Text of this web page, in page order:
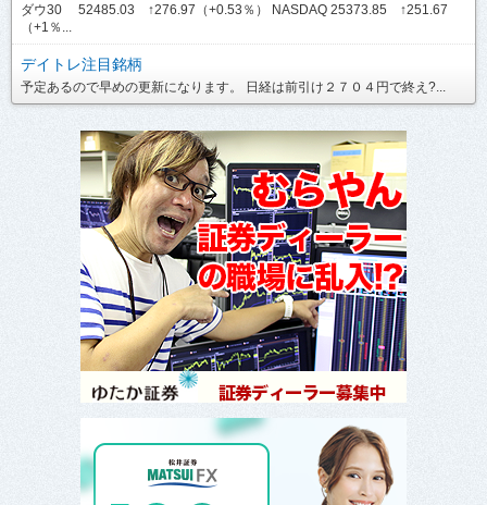
ダウ30 52485.03 ↑276.97（+0.53％） NASDAQ 25373.85 ↑251.67
（+1％...
デイトレ注目銘柄
予定あるので早めの更新になります。 日経は前引け２７０４円で終え?...